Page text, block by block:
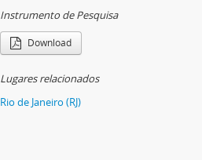
Instrumento de Pesquisa
Download
Lugares relacionados
Rio de Janeiro (RJ)